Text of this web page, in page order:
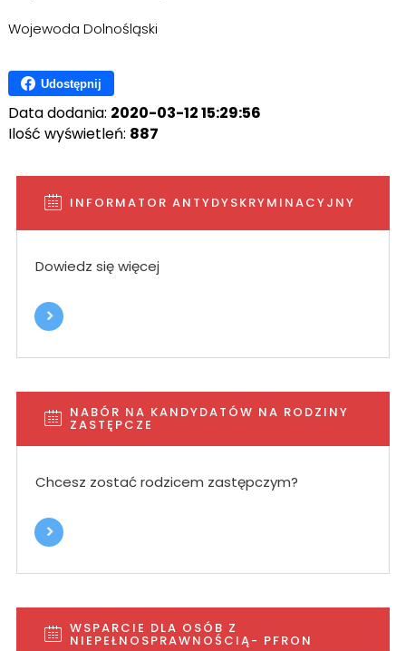
Wojewoda Dolnośląski
Udostępnij
Data dodania: 2020-03-12 15:29:56
Ilość wyświetleń: 887
INFORMATOR ANTYDYSKRYMINACYJNY
Dowiedz się więcej
NABÓR NA KANDYDATÓW NA RODZINY
ZASTĘPCZE
Chcesz zostać rodzicem zastępczym?
WSPARCIE DLA OSÓB Z
NIEPEŁNOSPRAWNOŚCIĄ- PFRON